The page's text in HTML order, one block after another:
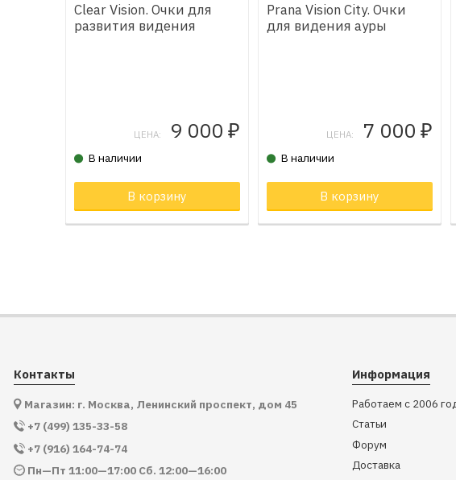
Clear Vision. Очки для
развития видения
ЦЕНА: 9 000 ₽
В наличии
В корзину Товар в корзине
Prana Vision City. Очки
для видения ауры
ЦЕНА: 7 000 ₽
В наличии
В корзину
Контакты
Магазин: г. Москва, Ленинский проспект, дом 45
+7 (499) 135-33-58
+7 (916) 164-74-74
Пн—Пт 11:00—17:00 Сб. 12:00—16:00
Информация
Работаем с 2006
Статьи
Форум
Доставка